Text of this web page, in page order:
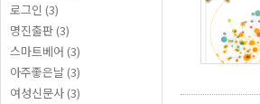
로그인 (3)
명진출판 (3)
스마트베어 (3)
아주좋은날 (3)
여성신문사 (3)